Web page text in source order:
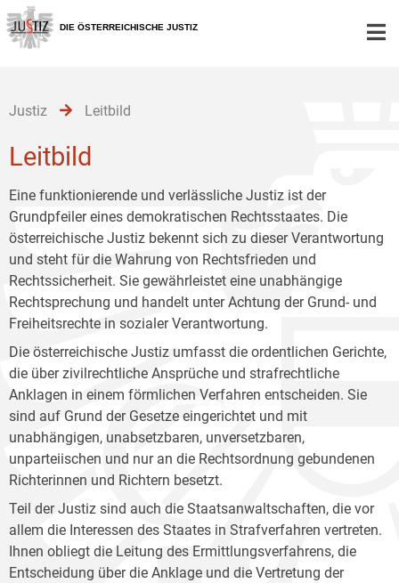
Zur
Hauptnavigation
[1]
Zum
Inhalt
[2]
Zum
Untermenü
[3]
DIE ÖSTERREICHISCHE JUSTIZ
Justiz Leitbild
Leitbild
Eine funktionierende und verlässliche Justiz ist der
Grundpfeiler eines demokratischen Rechtsstaates. Die
österreichische Justiz bekennt sich zu dieser Verantwortung
und steht für die Wahrung von Rechtsfrieden und
Rechtssicherheit. Sie gewährleistet eine unabhängige
Rechtsprechung und handelt unter Achtung der Grund- und
Freiheitsrechte in sozialer Verantwortung.
Die österreichische Justiz umfasst die ordentlichen Gerichte,
die über zivilrechtliche Ansprüche und strafrechtliche
Anklagen in einem förmlichen Verfahren entscheiden. Sie
sind auf Grund der Gesetze eingerichtet und mit
unabhängigen, unabsetzbaren, unversetzbaren,
unparteiischen und nur an die Rechtsordnung gebundenen
Richterinnen und Richtern besetzt.
Teil der Justiz sind auch die Staatsanwaltschaften, die vor
allem die Interessen des Staates in Strafverfahren vertreten.
Ihnen obliegt die Leitung des Ermittlungsverfahrens, die
Entscheidung über die Anklage und die Vertretung der